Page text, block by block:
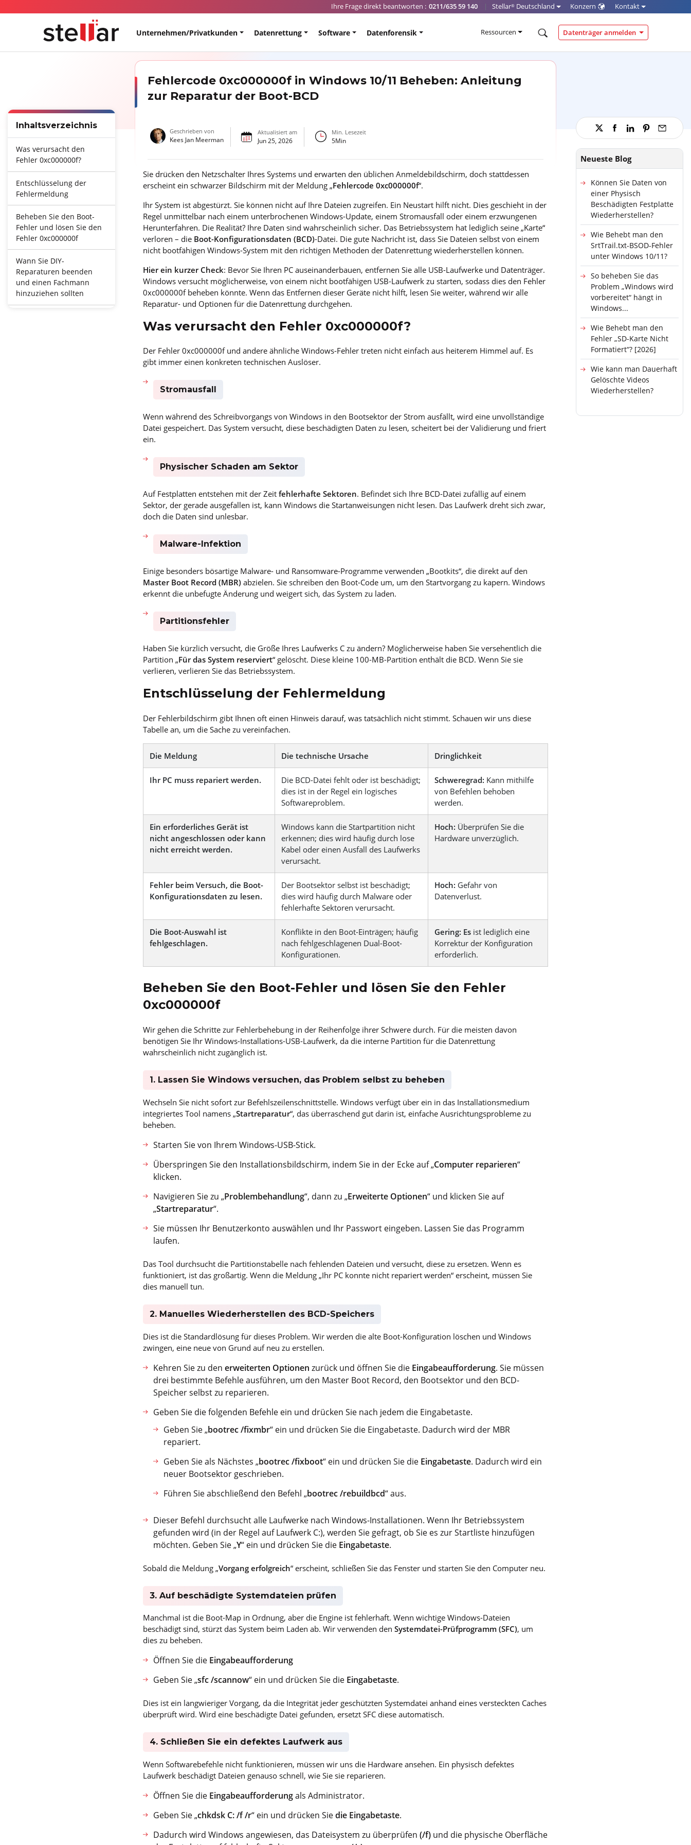
Ihre Frage direkt beantworten : 0211/635 59 140 | Stellar®Deutschland Konzern Kontakt
Unternehmen/Privatkunden Datenrettung Software Datenforensik Ressourcen Datenträger anmelden
Inhaltsverzeichnis
Was verursacht den
Fehler 0xc000000f?
Entschlüsselung der
Fehlermeldung
Beheben Sie den Boot-
Fehler und lösen Sie den
Fehler 0xc000000f
Wann Sie DIY-
Reparaturen beenden
und einen Fachmann
hinzuziehen sollten
Fehlercode 0xc000000f in Windows 10/11 Beheben: Anleitung
zur Reparatur der Boot-BCD
Geschrieben von
Kees Jan Meerman
Aktualisiert am
Jun 25, 2026
Min. Lesezeit
5Min
Sie drücken den Netzschalter Ihres Systems und erwarten den üblichen Anmeldebildschirm, doch stattdessen
erscheint ein schwarzer Bildschirm mit der Meldung „Fehlercode 0xc000000f“.
Ihr System ist abgestürzt. Sie können nicht auf Ihre Dateien zugreifen. Ein Neustart hilft nicht. Dies geschieht in der
Regel unmittelbar nach einem unterbrochenen Windows-Update, einem Stromausfall oder einem erzwungenen
Herunterfahren. Die Realität? Ihre Daten sind wahrscheinlich sicher. Das Betriebssystem hat lediglich seine „Karte“
verloren – die Boot-Konfigurationsdaten (BCD)-Datei. Die gute Nachricht ist, dass Sie Dateien selbst von einem
nicht bootfähigen Windows-System mit den richtigen Methoden der Datenrettung wiederherstellen können.
Hier ein kurzer Check: Bevor Sie Ihren PC auseinanderbauen, entfernen Sie alle USB-Laufwerke und Datenträger.
Windows versucht möglicherweise, von einem nicht bootfähigen USB-Laufwerk zu starten, sodass dies den Fehler
0xc000000f beheben könnte. Wenn das Entfernen dieser Geräte nicht hilft, lesen Sie weiter, während wir alle
Reparatur- und Optionen für die Datenrettung durchgehen.
Was verursacht den Fehler 0xc000000f?
Der Fehler 0xc000000f und andere ähnliche Windows-Fehler treten nicht einfach aus heiterem Himmel auf. Es
gibt immer einen konkreten technischen Auslöser.
Stromausfall
Wenn während des Schreibvorgangs von Windows in den Bootsektor der Strom ausfällt, wird eine unvollständige
Datei gespeichert. Das System versucht, diese beschädigten Daten zu lesen, scheitert bei der Validierung und friert
ein.
Physischer Schaden am Sektor
Auf Festplatten entstehen mit der Zeit fehlerhafte Sektoren. Befindet sich Ihre BCD-Datei zufällig auf einem
Sektor, der gerade ausgefallen ist, kann Windows die Startanweisungen nicht lesen. Das Laufwerk dreht sich zwar,
doch die Daten sind unlesbar.
Malware-Infektion
Einige besonders bösartige Malware- und Ransomware-Programme verwenden „Bootkits“, die direkt auf den
Master Boot Record (MBR) abzielen. Sie schreiben den Boot-Code um, um den Startvorgang zu kapern. Windows
erkennt die unbefugte Änderung und weigert sich, das System zu laden.
Partitionsfehler
Haben Sie kürzlich versucht, die Größe Ihres Laufwerks C zu ändern? Möglicherweise haben Sie versehentlich die
Partition „Für das System reserviert“ gelöscht. Diese kleine 100-MB-Partition enthält die BCD. Wenn Sie sie
verlieren, verlieren Sie das Betriebssystem.
Entschlüsselung der Fehlermeldung
Der Fehlerbildschirm gibt Ihnen oft einen Hinweis darauf, was tatsächlich nicht stimmt. Schauen wir uns diese
Tabelle an, um die Sache zu vereinfachen.
Die Meldung Die technische Ursache Dringlichkeit
Ihr PC muss repariert werden.
Die BCD-Datei fehlt oder ist beschädigt;
dies ist in der Regel ein logisches
Softwareproblem.
Schweregrad: Kann mithilfe
von Befehlen behoben
werden.
Ein erforderliches Gerät ist
nicht angeschlossen oder kann
nicht erreicht werden.
Windows kann die Startpartition nicht
erkennen; dies wird häufig durch lose
Kabel oder einen Ausfall des Laufwerks
verursacht.
Hoch: Überprüfen Sie die
Hardware unverzüglich.
Fehler beim Versuch, die Boot-
Konfigurationsdaten zu lesen.
Der Bootsektor selbst ist beschädigt;
dies wird häufig durch Malware oder
fehlerhafte Sektoren verursacht.
Hoch: Gefahr von
Datenverlust.
Die Boot-Auswahl ist
fehlgeschlagen.
Konflikte in den Boot-Einträgen; häufig
nach fehlgeschlagenen Dual-Boot-
Konfigurationen.
Gering: Es ist lediglich eine
Korrektur der Konfiguration
erforderlich.
Beheben Sie den Boot-Fehler und lösen Sie den Fehler
0xc000000f
Wir gehen die Schritte zur Fehlerbehebung in der Reihenfolge ihrer Schwere durch. Für die meisten davon
benötigen Sie Ihr Windows-Installations-USB-Laufwerk, da die interne Partition für die Datenrettung
wahrscheinlich nicht zugänglich ist.
1. Lassen Sie Windows versuchen, das Problem selbst zu beheben
Wechseln Sie nicht sofort zur Befehlszeilenschnittstelle. Windows verfügt über ein in das Installationsmedium
integriertes Tool namens „Startreparatur“, das überraschend gut darin ist, einfache Ausrichtungsprobleme zu
beheben.
Starten Sie von Ihrem Windows-USB-Stick.
Überspringen Sie den Installationsbildschirm, indem Sie in der Ecke auf „Computer reparieren“
klicken.
Navigieren Sie zu „Problembehandlung“, dann zu „Erweiterte Optionen“ und klicken Sie auf
„Startreparatur“.
Sie müssen Ihr Benutzerkonto auswählen und Ihr Passwort eingeben. Lassen Sie das Programm
laufen.
Das Tool durchsucht die Partitionstabelle nach fehlenden Dateien und versucht, diese zu ersetzen. Wenn es
funktioniert, ist das großartig. Wenn die Meldung „Ihr PC konnte nicht repariert werden“ erscheint, müssen Sie
dies manuell tun.
2. Manuelles Wiederherstellen des BCD-Speichers
Dies ist die Standardlösung für dieses Problem. Wir werden die alte Boot-Konfiguration löschen und Windows
zwingen, eine neue von Grund auf neu zu erstellen.
Kehren Sie zu den erweiterten Optionen zurück und öffnen Sie die Eingabeaufforderung. Sie müssen
drei bestimmte Befehle ausführen, um den Master Boot Record, den Bootsektor und den BCD-
Speicher selbst zu reparieren.
Geben Sie die folgenden Befehle ein und drücken Sie nach jedem die Eingabetaste.
Geben Sie „bootrec /fixmbr“ ein und drücken Sie die Eingabetaste. Dadurch wird der MBR
repariert.
Geben Sie als Nächstes „bootrec /fixboot“ ein und drücken Sie die Eingabetaste. Dadurch wird ein
neuer Bootsektor geschrieben.
Führen Sie abschließend den Befehl „bootrec /rebuildbcd“ aus.
Dieser Befehl durchsucht alle Laufwerke nach Windows-Installationen. Wenn Ihr Betriebssystem
gefunden wird (in der Regel auf Laufwerk C:), werden Sie gefragt, ob Sie es zur Startliste hinzufügen
möchten. Geben Sie „Y“ ein und drücken Sie die Eingabetaste.
Sobald die Meldung „Vorgang erfolgreich“ erscheint, schließen Sie das Fenster und starten Sie den Computer neu.
3. Auf beschädigte Systemdateien prüfen
Manchmal ist die Boot-Map in Ordnung, aber die Engine ist fehlerhaft. Wenn wichtige Windows-Dateien
beschädigt sind, stürzt das System beim Laden ab. Wir verwenden den Systemdatei-Prüfprogramm (SFC), um
dies zu beheben.
Öffnen Sie die Eingabeaufforderung
Geben Sie „sfc /scannow“ ein und drücken Sie die Eingabetaste.
Dies ist ein langwieriger Vorgang, da die Integrität jeder geschützten Systemdatei anhand eines versteckten Caches
überprüft wird. Wird eine beschädigte Datei gefunden, ersetzt SFC diese automatisch.
4. Schließen Sie ein defektes Laufwerk aus
Wenn Softwarebefehle nicht funktionieren, müssen wir uns die Hardware ansehen. Ein physisch defektes
Laufwerk beschädigt Dateien genauso schnell, wie Sie sie reparieren.
Öffnen Sie die Eingabeaufforderungals Administrator.
Geben Sie „chkdsk C: /f /r“ ein und drücken Siedie Eingabetaste.
Dadurch wird Windows angewiesen, das Dateisystem zu überprüfen (/f) und die physische Oberfläche
Neueste Blog
Können Sie Daten von
einer Physisch
Beschädigten Festplatte
Wiederherstellen?
Wie Behebt man den
SrtTrail.txt-BSOD-Fehler
unter Windows 10/11?
So beheben Sie das
Problem „Windows wird
vorbereitet“ hängt in
Windows...
Wie Behebt man den
Fehler „SD-Karte Nicht
Formatiert“? [2026]
Wie kann man Dauerhaft
Gelöschte Videos
Wiederherstellen?